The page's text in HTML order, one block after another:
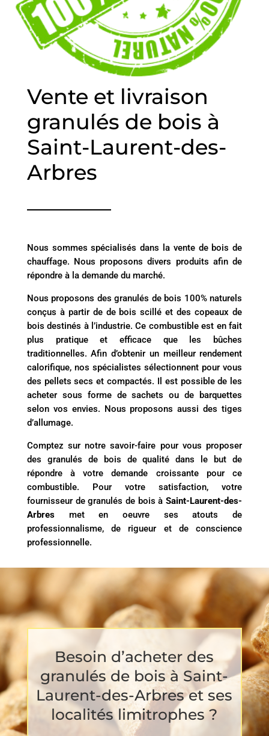
Vente et livraison
granulés de bois à
Saint-Laurent-des-
Arbres
Nous sommes spécialisés dans la vente de bois de
chauffage. Nous proposons divers produits afin de
répondre à la demande du marché.
Nous proposons des granulés de bois 100% naturels
conçus à partir de de bois scillé et des copeaux de
bois destinés à l’industrie. Ce combustible est en fait
plus pratique et efficace que les bûches
traditionnelles. Afin d’obtenir un meilleur rendement
calorifique, nos spécialistes sélectionnent pour vous
des pellets secs et compactés. Il est possible de les
acheter sous forme de sachets ou de barquettes
selon vos envies. Nous proposons aussi des tiges
d’allumage.
Comptez sur notre savoir-faire pour vous proposer
des granulés de bois de qualité dans le but de
répondre à votre demande croissante pour ce
combustible. Pour votre satisfaction, votre
fournisseur de granulés de bois àSaint-Laurent-des-
Arbresmet en oeuvre ses atouts de
professionnalisme, de rigueur et de conscience
professionnelle.
Besoin d’acheter des
granulés de bois à Saint-
Laurent-des-Arbres et ses
localités limitrophes ?